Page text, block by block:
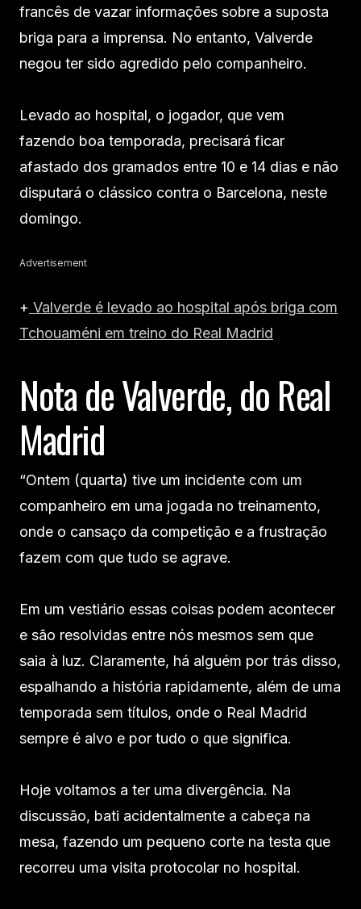
francês de vazar informações sobre a suposta
briga para a imprensa. No entanto, Valverde
negou ter sido agredido pelo companheiro.
Levado ao hospital, o jogador, que vem
fazendo boa temporada, precisará ficar
afastado dos gramados entre 10 e 14 dias e não
disputará o clássico contra o Barcelona, neste
domingo.
Advertisement
+ Valverde é levado ao hospital após briga com
Tchouaméni em treino do Real Madrid
Nota de Valverde, do Real
Madrid
“Ontem (quarta) tive um incidente com um
companheiro em uma jogada no treinamento,
onde o cansaço da competição e a frustração
fazem com que tudo se agrave.
Em um vestiário essas coisas podem acontecer
e são resolvidas entre nós mesmos sem que
saia à luz. Claramente, há alguém por trás disso,
espalhando a história rapidamente, além de uma
temporada sem títulos, onde o Real Madrid
sempre é alvo e por tudo o que significa.
Hoje voltamos a ter uma divergência. Na
discussão, bati acidentalmente a cabeça na
mesa, fazendo um pequeno corte na testa que
recorreu uma visita protocolar no hospital.